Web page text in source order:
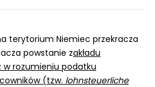
terytorium Niemiec przekracza
powstanie zakładu
rozumieniu podatku
(tzw. lohnsteuerliche